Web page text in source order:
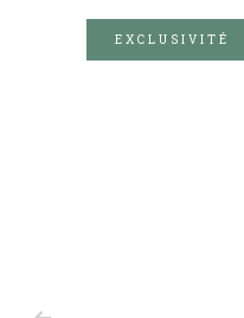
EXCLUSIVITÉ